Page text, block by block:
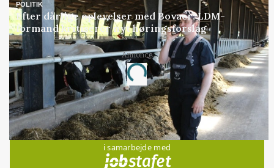
POLITIK
Efter dårlige oplevelser med Bovaer: LDM-
formand kritiserer nyt høringsforslag
Annonce
Loading...
Jobs
i samarbejde med